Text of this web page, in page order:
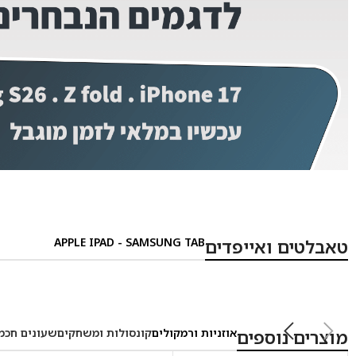
טאבלטים ואייפדיםAPPLE IPAD - SAMSUNG TAB
מוצרים נוספיםאוזניות ורמקוליםקונסולות ומשחקיםשעונים
Facebook
Instagram